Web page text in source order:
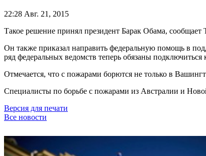
22:28 Авг. 21, 2015
Такое решение принял президент Барак Обама, сообщает
Он также приказал направить федеральную помощь в
ряд федеральных ведомств теперь обязаны подключиться
Отмечается, что с пожарами борются не только в
Специалисты по борьбе с пожарами из Австралии и
Версия для печати
Все новости